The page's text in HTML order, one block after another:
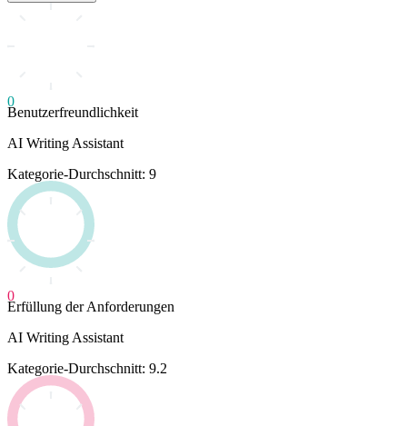
0
Benutzerfreundlichkeit
AI Writing Assistant
Kategorie-Durchschnitt: 9
0
Erfüllung der Anforderungen
AI Writing Assistant
Kategorie-Durchschnitt: 9.2